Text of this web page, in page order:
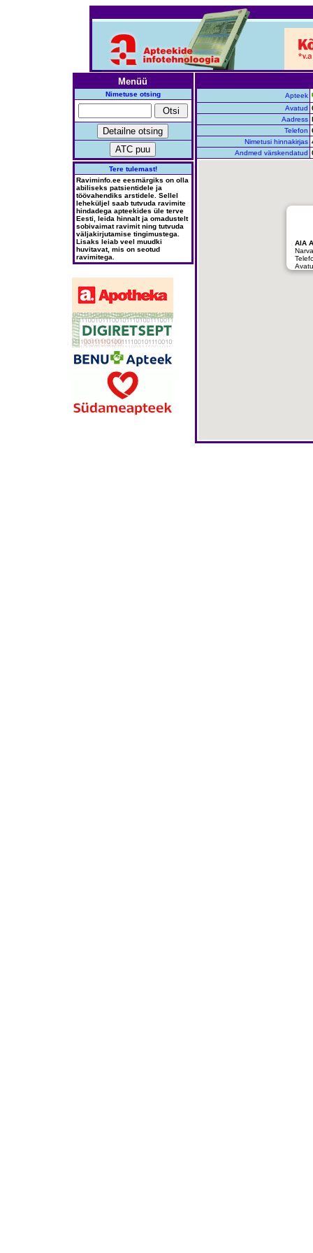
Menüü
Nimetuse otsing
Tere tulemast!
Raviminfo.ee eesmärgiks on olla
abiliseks patsientidele ja
töövahendiks arstidele. Sellel
leheküljel saab tutvuda ravimite
hindadega apteekides üle terve
Eesti, leida hinnalt ja omadustelt
sobivaimat ravimit ning tutvuda
väljakirjutamise tingimustega.
Lisaks leiab veel muudki
huvitavat, mis on seotud
ravimitega.
Apteek
Avatud
Aadress
Telefon
Nimetusi hinnakirjas
Andmed värskendatud
AIA